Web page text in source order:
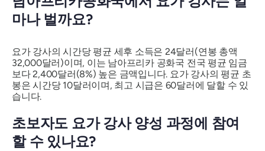
마나 벌까요?
요가 강사의 시간당 평균 세후 소득은 24달러(연봉 총액
32,000달러)이며, 이는 남아프리카 공화국 전국 평균 임금
보다 2,400달러(8%) 높은 금액입니다. 요가 강사의 평균 초
봉은 시간당 10달러이며, 최고 시급은 60달러에 달할 수 있
습니다.
초보자도 요가 강사 양성 과정에 참여
할 수 있나요?